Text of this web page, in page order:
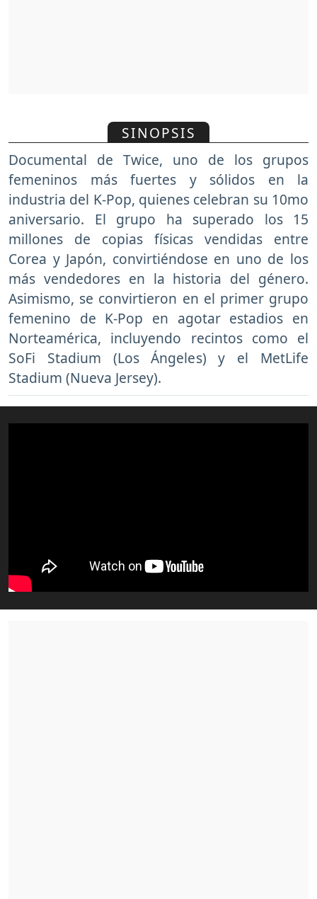
SINOPSIS
Documental de Twice, uno de los grupos
femeninos más fuertes y sólidos en la
industria del K-Pop, quienes celebran su 10mo
aniversario. El grupo ha superado los 15
millones de copias físicas vendidas entre
Corea y Japón, convirtiéndose en uno de los
más vendedores en la historia del género.
Asimismo, se convirtieron en el primer grupo
femenino de K-Pop en agotar estadios en
Norteamérica, incluyendo recintos como el
SoFi Stadium (Los Ángeles) y el MetLife
Stadium (Nueva Jersey).